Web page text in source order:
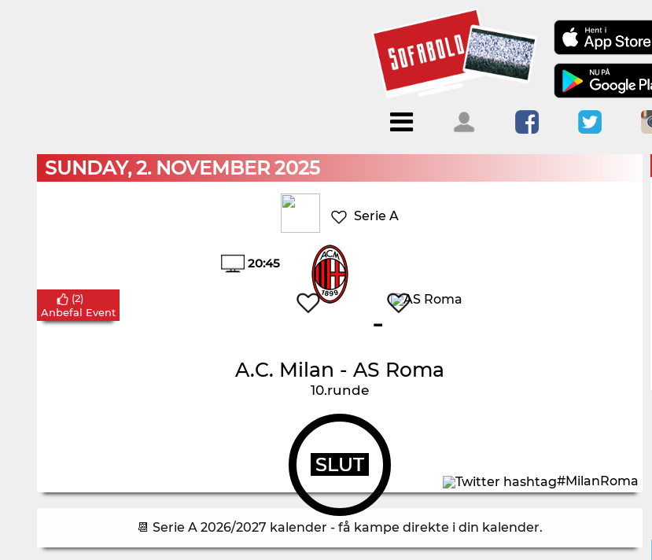
Menu
Forside Kalendere
Blogs
Om
Sofabold
SUNDAY, 2. NOVEMBER 2025
Serie A
20:45
-
A.C. Milan - AS Roma
10.runde
SLUT
(2)
Anbefal Event
#MilanRoma
📆 Serie A 2026/2027 kalender - få kampe direkte i din kalender.